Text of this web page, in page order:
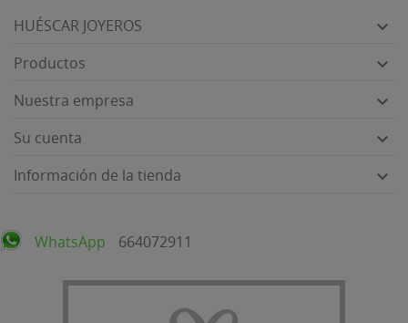
HUÉSCAR JOYEROS 
Productos 
Nuestra empresa 
Su cuenta 
Información de la tienda 
WhatsApp 664072911